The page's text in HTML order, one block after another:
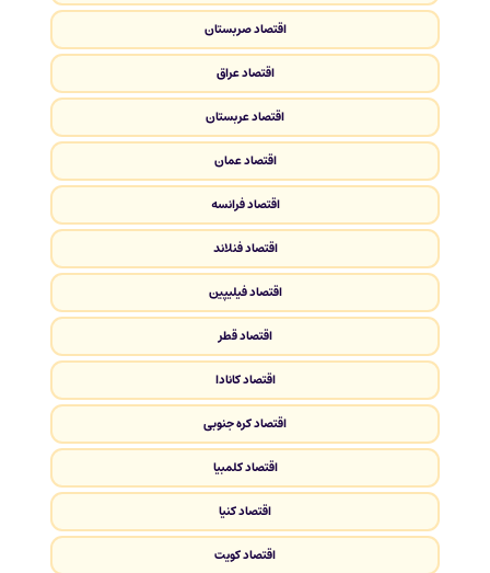
اقتصاد صربستان
اقتصاد عراق
اقتصاد عربستان
اقتصاد عمان
اقتصاد فرانسه
اقتصاد فنلاند
اقتصاد فیلیپین
اقتصاد قطر
اقتصاد کانادا
اقتصاد کره جنوبی
اقتصاد کلمبیا
اقتصاد کنیا
اقتصاد کویت